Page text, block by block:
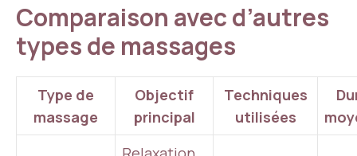
Comparaison avec d’autres
types de massages
Type de
massage
Objectif
principal
Techniques
utilisées